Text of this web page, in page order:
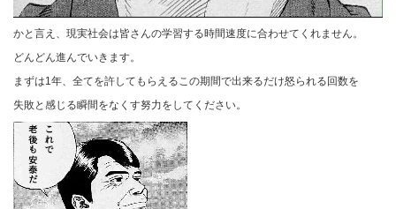
かと言え、現実社会は皆さんの学習する時間速度に合わせてくれません。
どんどん進んでいきます。
まずは1年、全てを許してもらえるこの期間で出来るだけ怒られる回数を
失敗と感じる瞬間をなくす努力をしてください。